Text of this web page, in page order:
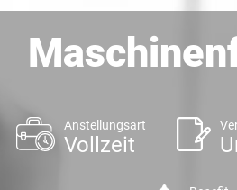
Anstellungsart
Vollzeit